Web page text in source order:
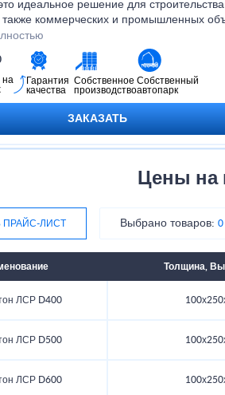
это идеальное решение для
также коммерческих и промышленных
вы получаете надежный и
будет служить вам долгие годы. Не
создать качественное и комфортное
на
Гарантия
качества
Собственное
производство
Собственный
автопарк
ЗАКАЗАТЬ
Цены на
ПРАЙС-ЛИСТ Выбрано товаров: 0
Толщина,
ЛСР D400
ЛСР D500
ЛСР D600